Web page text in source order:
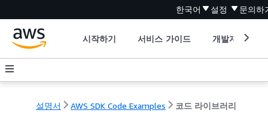
한국어 설정 문의하
시작하기 서비스 가이드 개발자 도구
설명서 AWS SDK Code Examples 코드 라이브러리